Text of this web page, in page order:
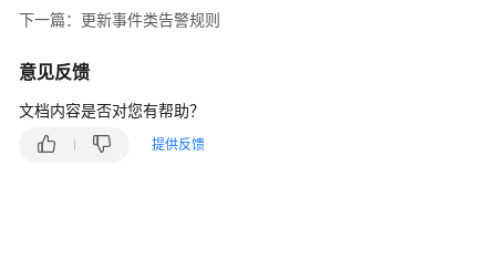
下一篇：更新事件类告警规则
意见反馈
文档内容是否对您有帮助？
提供反馈